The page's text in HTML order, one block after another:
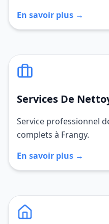
En savoir plus →
Services De
Service professionnel
complets à Frangy.
En savoir plus →